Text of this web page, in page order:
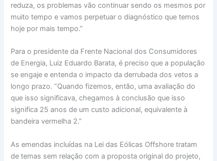
reduza, os problemas vão continuar sendo os mesmos por
muito tempo e vamos perpetuar o diagnóstico que temos
hoje por mais tempo.”
Para o presidente da Frente Nacional dos Consumidores
de Energia, Luiz Eduardo Barata, é preciso que a população
se engaje e entenda o impacto da derrubada dos vetos a
longo prazo. “Quando fizemos, então, uma avaliação do
que isso significava, chegamos à conclusão que isso
significa 25 anos de um custo adicional, equivalente à
bandeira vermelha 2.”
As emendas incluídas na Lei das Eólicas Offshore tratam
de temas sem relação com a proposta original do projeto,